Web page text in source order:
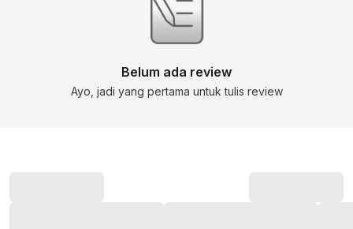
Belum ada review
Ayo, jadi yang pertama untuk tulis review